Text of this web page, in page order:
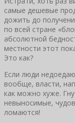
самые дешевые
дожить до
по всей стране
абсолютной
местности этот
Это как?
Если люди
вообще, власти,
как можно хуже.
невыносимые,
ломаются!